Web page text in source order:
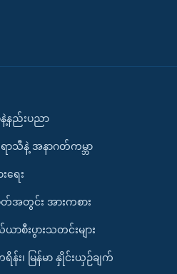
နဲ့နည်းပညာ
ာသီနဲ့ အနာဂတ်ကမ္ဘာ
းရေး
အတွင်း အားကစား
ာစီးပွားသတင်းများ
န်း၊ မြန်မာ နှိုင်းယှဉ်ချက်